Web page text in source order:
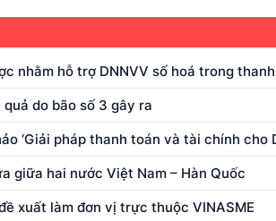
nhằm hỗ trợ DNNVV số hoá trong
do bão số 3 gây ra
‘Giải pháp thanh toán và tài chính cho
giữa hai nước Việt Nam – Hàn Quốc
xuất làm đơn vị trực thuộc VINASME